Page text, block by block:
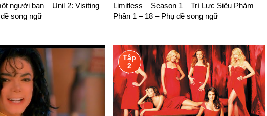
có mục tiêu sẽ dễ dàng kiểm tra việc học có hiệu quả không. Phương pháp
người bạn – Unil 2: Visiting
song ngữ
Limitless – Season 1 – Trí Lực Siêu Phàm –
Phần 1 – 18 – Phụ đề song ngữ
Tập
2